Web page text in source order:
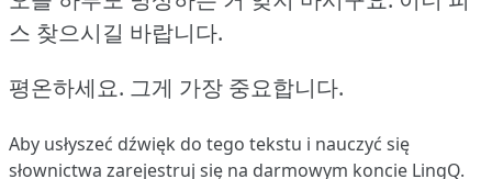
스 찾으시길 바랍니다.
평온하세요. 그게 가장 중요합니다.
Aby usłyszeć dźwięk do tego tekstu i nauczyć się
słownictwa zarejestruj się na darmowym koncie LingQ.